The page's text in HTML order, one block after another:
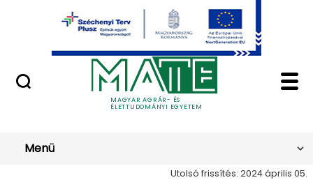
Ugrás a fő tartalomhoz
MAGYAR AGRÁR- ÉS
ÉLETTUDOMÁNYI EGYETEM
Minőségügy
PEDAGOGY -
MATE PEDAGOGY
Menü
Utolsó frissítés: 2024 április 05.